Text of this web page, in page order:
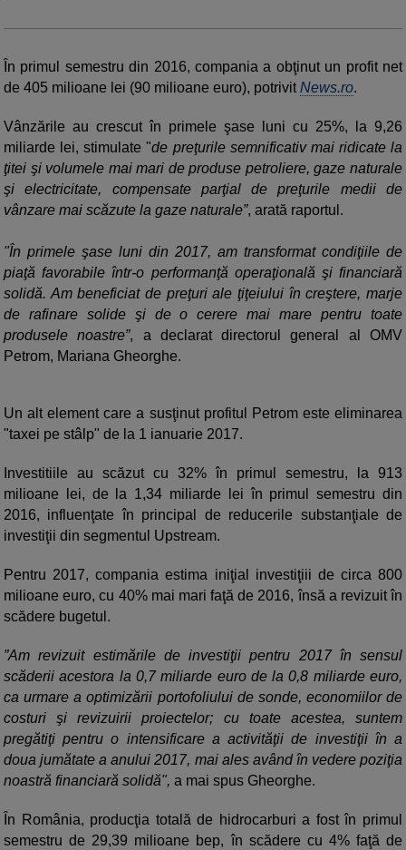
În primul semestru din 2016, compania a obţinut un profit net
de 405 milioane lei (90 milioane euro), potrivitNews.ro.
Vânzările au crescut în primele şase luni cu 25%, la 9,26
miliarde lei, stimulate "de preţurile semnificativ mai ridicate la
ţitei şi volumele mai mari de produse petroliere, gaze naturale
şi electricitate, compensate parţial de preţurile medii de
vânzare mai scăzute la gaze naturale”, arată raportul.
"În primele şase luni din 2017, am transformat condiţiile de
piaţă favorabile într-o performanţă operaţională şi financiară
solidă. Am beneficiat de preţuri ale ţiţeiului în creştere, marje
de rafinare solide şi de o cerere mai mare pentru toate
produsele noastre”, a declarat directorul general al OMV
Petrom, Mariana Gheorghe.
Un alt element care a susţinut profitul Petrom este eliminarea
"taxei pe stâlp" de la 1 ianuarie 2017.
Investitiile au scăzut cu 32% în primul semestru, la 913
milioane lei, de la 1,34 miliarde lei în primul semestru din
2016, influenţate în principal de reducerile substanţiale de
investiţii din segmentul Upstream.
Pentru 2017, compania estima iniţial investiţiii de circa 800
milioane euro, cu 40% mai mari faţă de 2016, însă a revizuit în
scădere bugetul.
”Am revizuit estimările de investiţii pentru 2017 în sensul
scăderii acestora la 0,7 miliarde euro de la 0,8 miliarde euro,
ca urmare a optimizării portofoliului de sonde, economiilor de
costuri şi revizuirii proiectelor; cu toate acestea, suntem
pregătiţi pentru o intensificare a activităţii de investiţii în a
doua jumătate a anului 2017, mai ales având în vedere poziţia
noastră financiară solidă", a mai spus Gheorghe.
În România, producţia totală de hidrocarburi a fost în primul
semestru de 29,39 milioane bep, în scădere cu 4% faţă de